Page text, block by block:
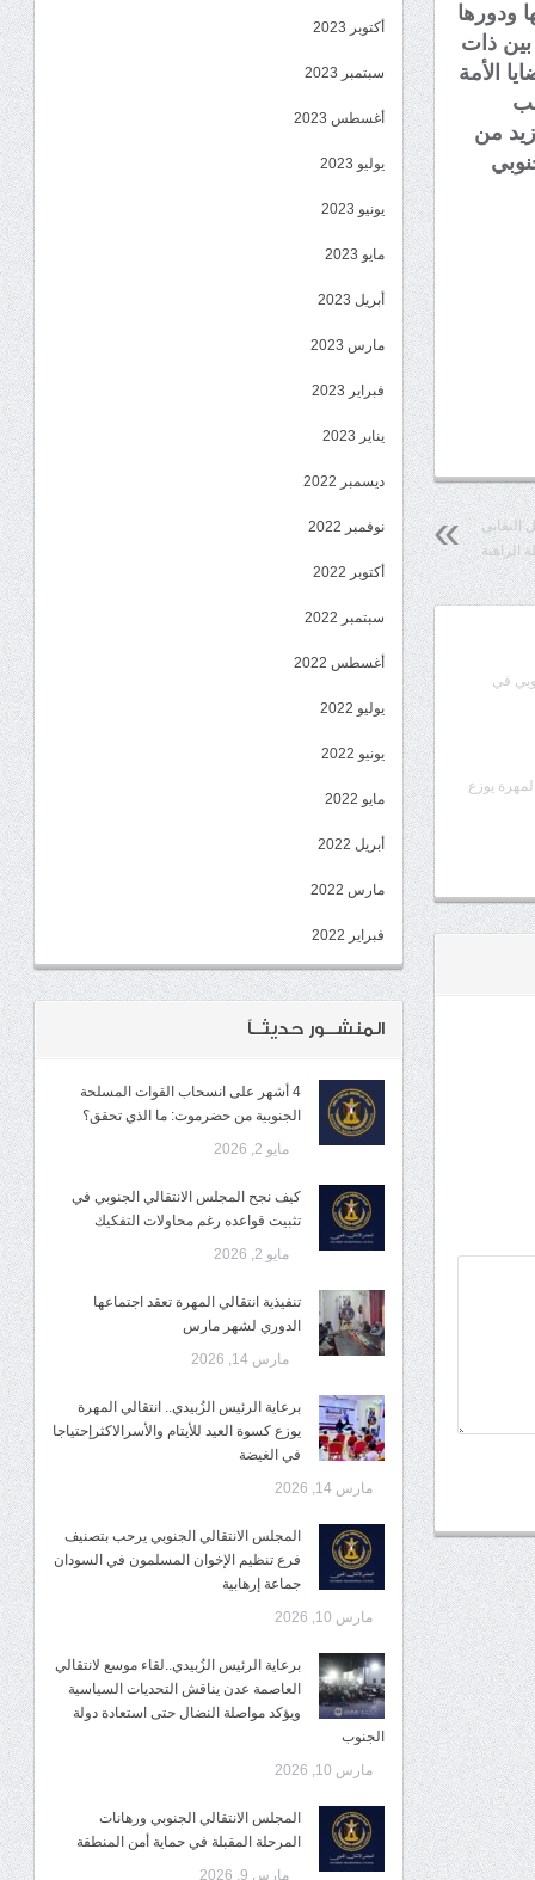
ودورها
بين ذات
الأمة
من
النقابي
الراهنة
في
يوزع
أكتوبر 2023
سبتمبر 2023
أغسطس 2023
يوليو 2023
يونيو 2023
مايو 2023
أبريل 2023
مارس 2023
فبراير 2023
يناير 2023
ديسمبر 2022
نوفمبر 2022
أكتوبر 2022
سبتمبر 2022
أغسطس 2022
يوليو 2022
يونيو 2022
مايو 2022
أبريل 2022
مارس 2022
فبراير 2022
المنشــور حديثــاً
4 أشهر على انسحاب القوات المسلحة
الجنوبية من حضرموت: ما الذي تحقق؟
مايو 2, 2026
كيف نجح المجلس الانتقالي الجنوبي في
تثبيت قواعده رغم محاولات التفكيك
مايو 2, 2026
تنفيذية انتقالي المهرة تعقد اجتماعها
الدوري لشهر مارس
مارس 14, 2026
برعاية الرئيس الزُبيدي.. انتقالي المهرة
يوزع كسوة العيد للأيتام والأسرالاكثرإحتياجا
في الغيضة
مارس 14, 2026
المجلس الانتقالي الجنوبي يرحب بتصنيف
فرع تنظيم الإخوان المسلمون في السودان
جماعة إرهابية
مارس 10, 2026
برعاية الرئيس الزُبيدي..لقاء موسع لانتقالي
العاصمة عدن يناقش التحديات السياسية
ويؤكد مواصلة النضال حتى استعادة دولة
الجنوب
مارس 10, 2026
المجلس الانتقالي الجنوبي ورهانات
المرحلة المقبلة في حماية أمن المنطقة
مارس 9, 2026